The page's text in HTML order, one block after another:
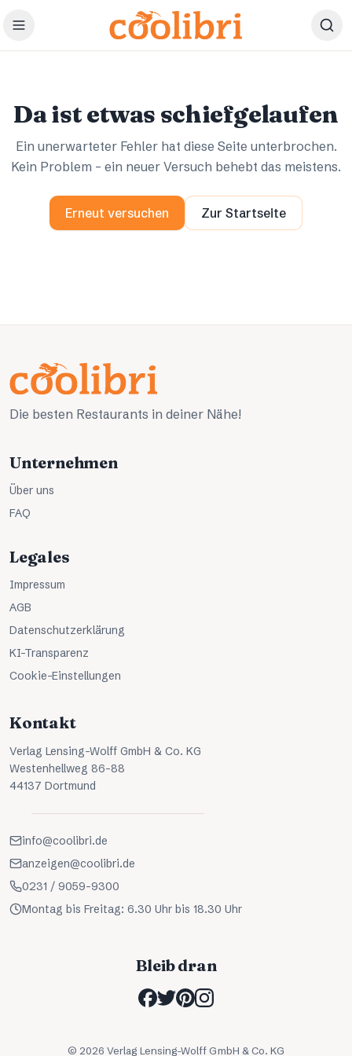
Zum Hauptinhalt springen
Da ist etwas schiefgelaufen
Ein unerwarteter Fehler hat diese Seite unterbrochen.
Kein Problem – ein neuer Versuch behebt das meistens.
Erneut versuchen Zur Startseite
Die besten Restaurants in deiner Nähe!
Unternehmen
Über uns
FAQ
Legales
Impressum
AGB
Datenschutzerklärung
KI-Transparenz
Cookie-Einstellungen
Kontakt
Verlag Lensing-Wolff GmbH & Co. KG
Westenhellweg 86-88
44137 Dortmund
info@coolibri.de
anzeigen@coolibri.de
0231 / 9059-9300
Montag bis Freitag: 6.30 Uhr bis 18.30 Uhr
Bleib dran
© 2026 Verlag Lensing-Wolff GmbH & Co. KG